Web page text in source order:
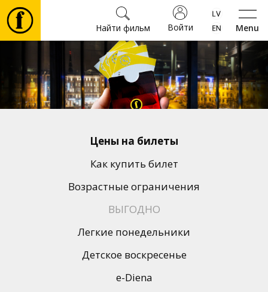
Menu
Войти
Найти фильм
Фильмы
Билеты
Мероприятия
Цены на билеты
Как купить билет
Возрастные ограничения
ВЫГОДНО
Легкие понедельники
Детское воскресенье
e-Diena